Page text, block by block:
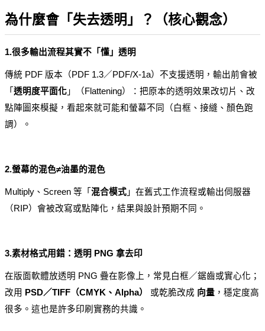
為什麼會「失去透明」？（核心觀念）
1.很多輸出流程其實不「懂」透明
傳統 PDF 版本（PDF 1.3／PDF/X-1a）不支援透明，輸出前會被
「 透明度平面化 」（Flattening）：把原本的透明效果改切片、改
點陣圖來模擬，看起來就可能和螢幕不同（白框、接縫、顏色跑
調）。
2.螢幕的混色≠油墨的混色
Multiply、Screen 等「 混合模式 」在舊式工作流程或輸出伺服器
（RIP）會被改寫或點陣化，結果與設計預期不同。
3.素材格式用錯：透明 PNG 拿去印
在版面軟體放透明 PNG 疊在影像上，常見白框／鋸齒或實心化；
改用
PSD／TIFF（CMYK、Alpha） 或乾脆改成 向量 ，穩定度高
很多。這也是許多印刷實務的共識。